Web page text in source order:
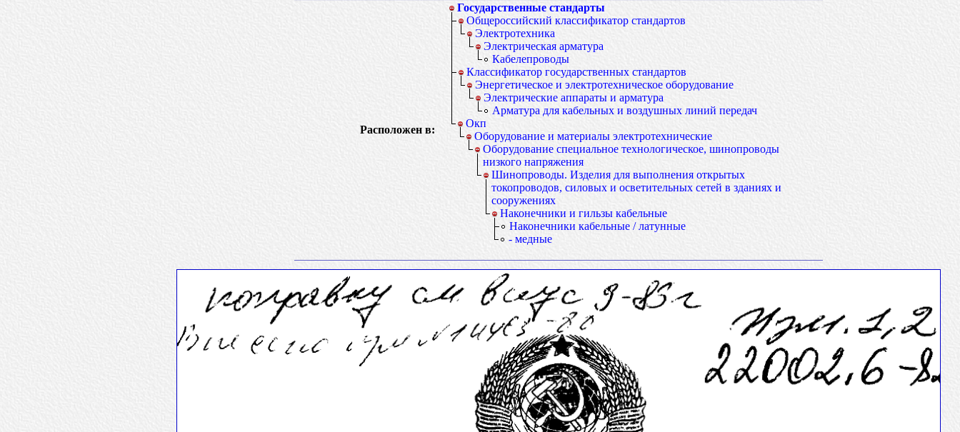
Расположен в:
Государственные стандарты
Общероссийский классификатор стандартов
Электротехника
Электрическая арматура
Кабелепроводы
Классификатор государственных стандартов
Энергетическое и электротехническое оборудование
Электрические аппараты и арматура
Арматура для кабельных и воздушных линий передач
Окп
Оборудование и материалы электротехнические
Оборудование специальное технологическое, шинопроводы
низкого напряжения
Шинопроводы. Изделия для выполнения открытых
токопроводов, силовых и осветительных сетей в зданиях и
сооружениях
Наконечники и гильзы кабельные
Наконечники кабельные / латунные
- медные